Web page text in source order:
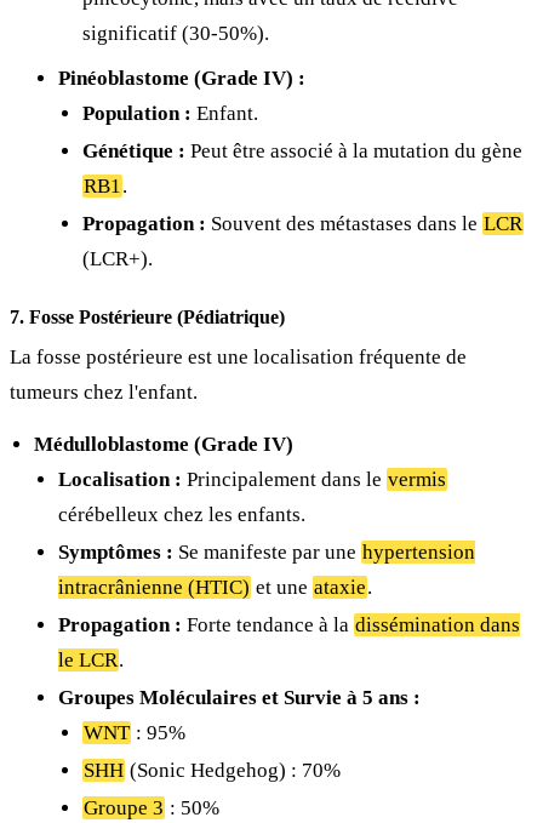
significatif (30-50%).
Pinéoblastome (Grade IV) :
Population : Enfant.
Génétique : Peut être associé à la mutation du gène
RB1 .
Propagation : Souvent des métastases dans le LCR
(LCR+).
7. Fosse Postérieure (Pédiatrique)
La fosse postérieure est une localisation fréquente de
tumeurs chez l'enfant.
Médulloblastome (Grade IV)
Localisation : Principalement dans le vermis
cérébelleux chez les enfants.
Symptômes : Se manifeste par une hypertension
intracrânienne (HTIC) et une ataxie.
Propagation : Forte tendance à la dissémination dans
le LCR.
Groupes Moléculaires et Survie à 5 ans :
WNT : 95%
SHH (Sonic Hedgehog) : 70%
Groupe 3 : 50%